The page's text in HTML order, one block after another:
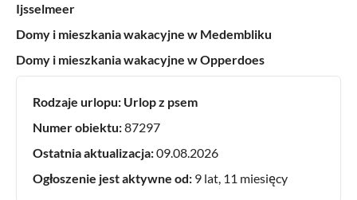
Ijsselmeer
Domy i mieszkania wakacyjne w Medembliku
Domy i mieszkania wakacyjne w Opperdoes
Rodzaje urlopu: Urlop z psem
Numer obiektu:87297
Ostatnia aktualizacja:09.08.2026
Ogłoszenie jest aktywne od: 9 lat, 11 miesięcy